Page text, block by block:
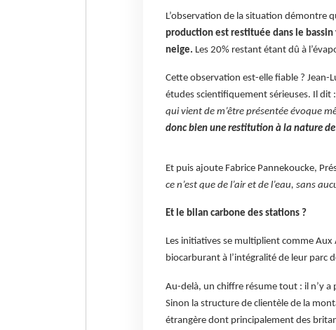
L’observation de la situation démontre
production est restituée dans le
neige. Les 20% restant étant dû à
Cette observation est-elle fiable ? Jean-
études scientifiquement sérieuses. Il dit
qui vient de m’être présentée évoque
donc bien une restitution à la nature
Et puis ajoute Fabrice Pannekoucke,
ce n’est que de l’air et de l’eau, sans
Et le bilan carbone des stations ?
Les initiatives se multiplient comme Aux
biocarburant à l’intégralité de leur parc
Au-delà, un chiffre résume tout : il n’y a
Sinon la structure de clientèle de la
étrangère dont principalement des